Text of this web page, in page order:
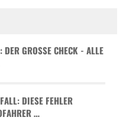
GROSSE CHECK - ALLE D
DIESE FEHLER
…